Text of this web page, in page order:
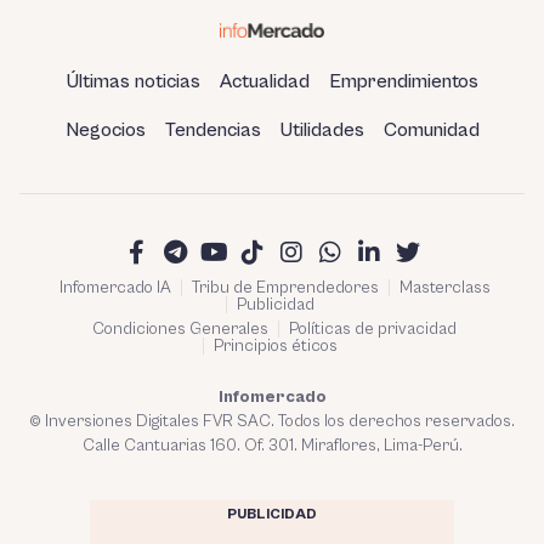
Últimas noticias Actualidad Emprendimientos
Negocios Tendencias Utilidades Comunidad
Infomercado IA Tribu de Emprendedores
Masterclass
Publicidad
Condiciones Generales
Políticas de privacidad
Principios éticos
Infomercado
© Inversiones Digitales FVR SAC. Todos los derechos reservados.
Calle Cantuarias 160. Of. 301. Miraflores, Lima-Perú.
PUBLICIDAD